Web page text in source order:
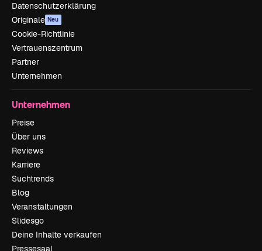
Datenschutzerklärung
Originale Neu
Cookie-Richtlinie
Vertrauenszentrum
Partner
Unternehmen
Unternehmen
Preise
Über uns
Reviews
Karriere
Suchtrends
Blog
Veranstaltungen
Slidesgo
Deine Inhalte verkaufen
Pressesaal